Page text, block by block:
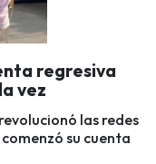
regresiva
vez
las redes
su cuenta